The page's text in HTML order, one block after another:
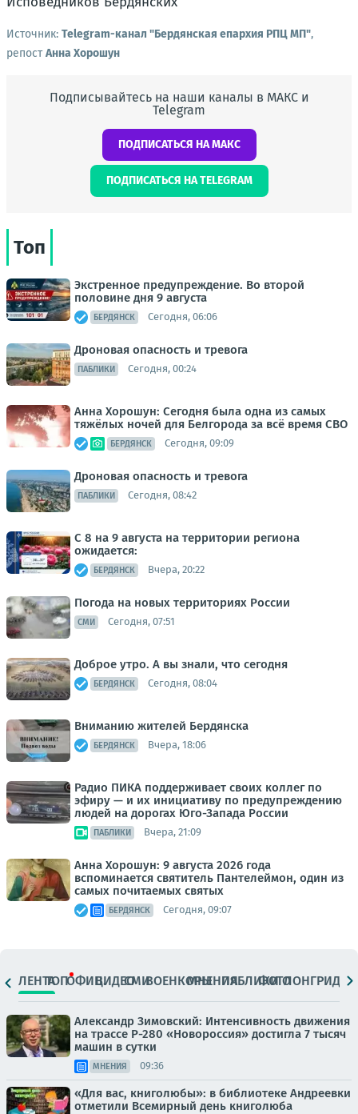
Источник: Telegram-канал "Бердянская епархия РПЦ МП",
репостАнна Хорошун
Подписывайтесь на наши каналы в МАКС и
Telegram
ПОДПИСАТЬСЯ НА МАКС
ПОДПИСАТЬСЯ НА TELEGRAM
Топ
Экстренное предупреждение. Во второй
половине дня 9 августа
БЕРДЯНСК Сегодня, 06:06
Дроновая опасность и тревога
ПАБЛИКИ Сегодня, 00:24
Анна Хорошун: Сегодня была одна из самых
тяжёлых ночей для Белгорода за всё время СВО
БЕРДЯНСК Сегодня, 09:09
Дроновая опасность и тревога
ПАБЛИКИ Сегодня, 08:42
С 8 на 9 августа на территории региона
ожидается:
БЕРДЯНСК Вчера, 20:22
Погода на новых территориях России
СМИ Сегодня, 07:51
Доброе утро. А вы знали, что сегодня
БЕРДЯНСК Сегодня, 08:04
Вниманию жителей Бердянска
БЕРДЯНСК Вчера, 18:06
Радио ПИКА поддерживает своих коллег по
эфиру — и их инициативу по предупреждению
людей на дорогах Юго-Запада России
ПАБЛИКИ Вчера, 21:09
Анна Хорошун: 9 августа 2026 года
вспоминается святитель Пантелеймон, один из
самых почитаемых святых
БЕРДЯНСК Сегодня, 09:07
ЛЕНТАТОПОФИЦ.ВИДЕОСМИВОЕНКОРЫМНЕНИЯПАБЛИКИ
ФОТОЛОНГРИДЫ
Александр Зимовский: Интенсивность движения
на трассе Р-280 «Новороссия» достигла 7 тысяч
машин в сутки
МНЕНИЯ 09:36
«Для вас, книголюбы»: в библиотеке Андреевки
отметили Всемирный день книголюба